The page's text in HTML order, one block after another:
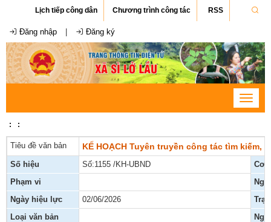
Lịch tiếp công dân Chương trình công tác RSS
Đăng nhập Đăng ký
Toggle
: :
Tiêu đề văn bản KẾ HOẠCH Tuyên truyền công tác tìm
Số hiệu Số:1155 /KH-UBND
Cơ
Phạm vi
Ngày hiệu lực
02/06/2026
Loại văn bản